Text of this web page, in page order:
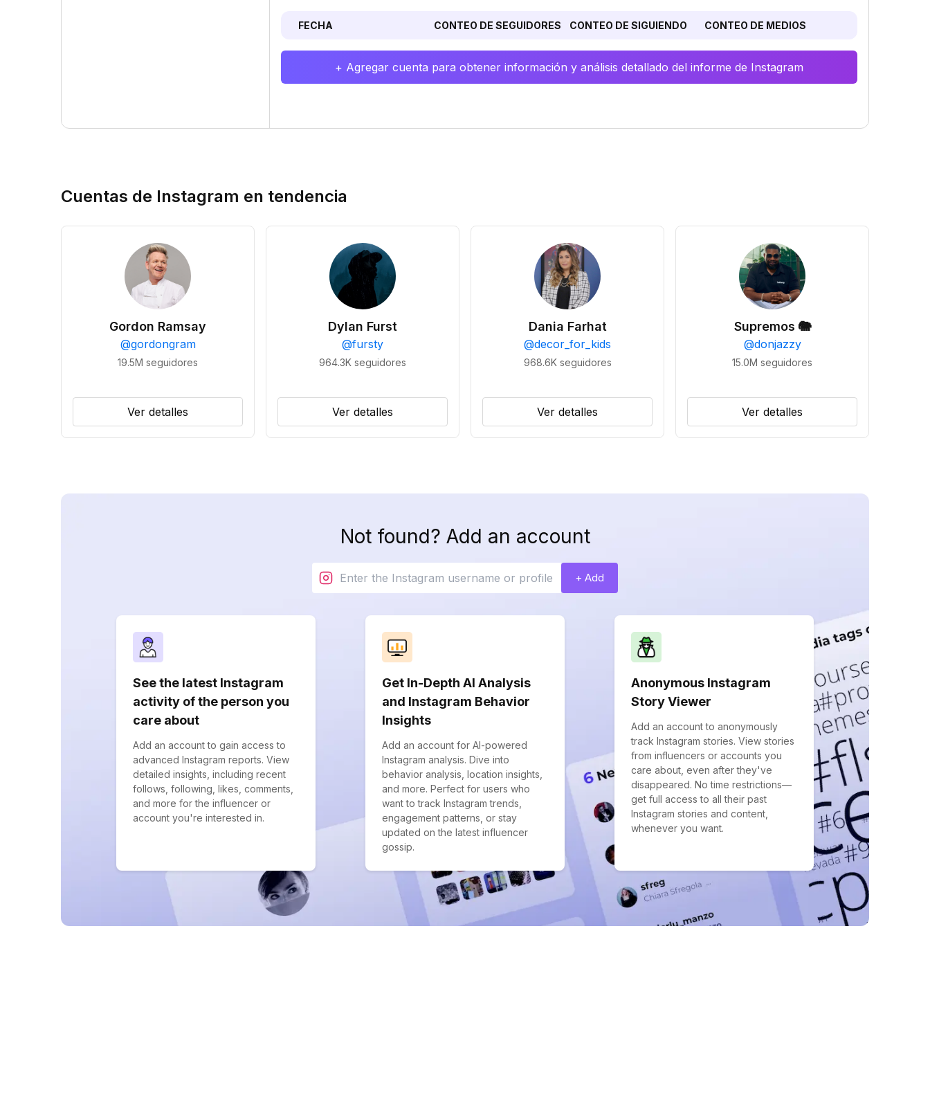
FECHA CONTEO DE SEGUIDORES CONTEO DE SIGUIENDO CONTEO DE MEDIOS
+ Agregar cuenta para obtener información y análisis detallado del informe de Instagram
Cuentas de Instagram en tendencia
Gordon Ramsay
@gordongram
19.5M seguidores
Ver detalles
Dylan Furst
@fursty
964.3K seguidores
Ver detalles
Dania Farhat
@decor_for_kids
968.6K seguidores
Ver detalles
Supremos 🐘
@donjazzy
15.0M seguidores
Ver detalles
Not found? Add an account
+ Add
See the latest Instagram
activity of the person you
care about
Add an account to gain access to
advanced Instagram reports. View
detailed insights, including recent
follows, following, likes, comments,
and more for the influencer or
account you're interested in.
Get In-Depth AI Analysis
and Instagram Behavior
Insights
Add an account for AI-powered
Instagram analysis. Dive into
behavior analysis, location insights,
and more. Perfect for users who
want to track Instagram trends,
engagement patterns, or stay
updated on the latest influencer
gossip.
Anonymous Instagram
Story Viewer
Add an account to anonymously
track Instagram stories. View stories
from influencers or accounts you
care about, even after they've
disappeared. No time restrictions—
get full access to all their past
Instagram stories and content,
whenever you want.